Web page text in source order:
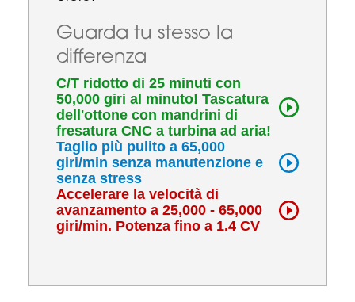
Guarda tu stesso la
differenza
C/T ridotto di 25 minuti con
50,000 giri al minuto! Tascatura
dell'ottone con mandrini di
fresatura CNC a turbina ad aria!
Taglio più pulito a 65,000
giri/min senza manutenzione e
senza stress
Accelerare la velocità di
avanzamento a 25,000 - 65,000
giri/min. Potenza fino a 1.4 CV